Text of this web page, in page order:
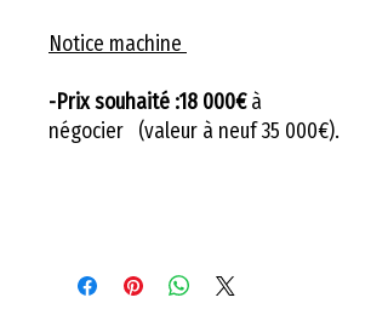
Notice machine
-Prix souhaité :18 000€à
négocier (valeur à neuf 35 000€).